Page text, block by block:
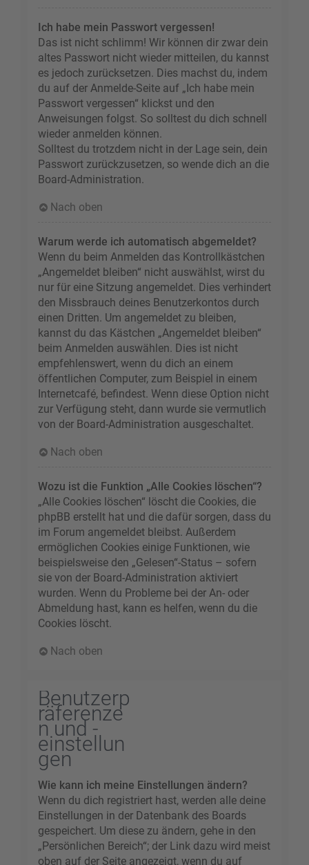
Ich habe mein Passwort vergessen!
Das ist nicht schlimm! Wir können dir zwar dein
altes Passwort nicht wieder mitteilen, du kannst
es jedoch zurücksetzen. Dies machst du, indem
du auf der Anmelde-Seite auf „Ich habe mein
Passwort vergessen“ klickst und den
Anweisungen folgst. So solltest du dich schnell
wieder anmelden können.
Solltest du trotzdem nicht in der Lage sein, dein
Passwort zurückzusetzen, so wende dich an die
Board-Administration.
Nach oben
Warum werde ich automatisch abgemeldet?
Wenn du beim Anmelden das Kontrollkästchen
„Angemeldet bleiben“ nicht auswählst, wirst du
nur für eine Sitzung angemeldet. Dies verhindert
den Missbrauch deines Benutzerkontos durch
einen Dritten. Um angemeldet zu bleiben,
kannst du das Kästchen „Angemeldet bleiben“
beim Anmelden auswählen. Dies ist nicht
empfehlenswert, wenn du dich an einem
öffentlichen Computer, zum Beispiel in einem
Internetcafé, befindest. Wenn diese Option nicht
zur Verfügung steht, dann wurde sie vermutlich
von der Board-Administration ausgeschaltet.
Nach oben
Wozu ist die Funktion „Alle Cookies löschen“?
„Alle Cookies löschen“ löscht die Cookies, die
phpBB erstellt hat und die dafür sorgen, dass du
im Forum angemeldet bleibst. Außerdem
ermöglichen Cookies einige Funktionen, wie
beispielsweise den „Gelesen“-Status – sofern
sie von der Board-Administration aktiviert
wurden. Wenn du Probleme bei der An- oder
Abmeldung hast, kann es helfen, wenn du die
Cookies löscht.
Nach oben
Benutzerp
räferenze
n und -
einstellun
gen
Wie kann ich meine Einstellungen ändern?
Wenn du dich registriert hast, werden alle deine
Einstellungen in der Datenbank des Boards
gespeichert. Um diese zu ändern, gehe in den
„Persönlichen Bereich“; der Link dazu wird meist
oben auf der Seite angezeigt, wenn du auf